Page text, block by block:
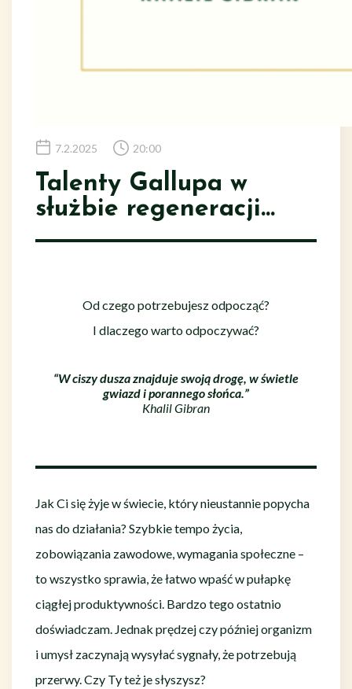
7.2.2025 20:00
Talenty Gallupa w
służbie regeneracji…
Od czego potrzebujesz odpocząć?
I dlaczego warto odpoczywać?
“W ciszy dusza znajduje swoją drogę, w świetle
gwiazd i porannego słońca.”
Khalil Gibran
Jak Ci się żyje w świecie, który nieustannie popycha
nas do działania? Szybkie tempo życia,
zobowiązania zawodowe, wymagania społeczne –
to wszystko sprawia, że łatwo wpaść w pułapkę
ciągłej produktywności. Bardzo tego ostatnio
doświadczam. Jednak prędzej czy później organizm
i umysł zaczynają wysyłać sygnały, że potrzebują
przerwy. Czy Ty też je słyszysz?